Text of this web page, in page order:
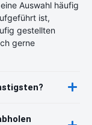
Auswahl häufig
ist,
gestellten
gerne